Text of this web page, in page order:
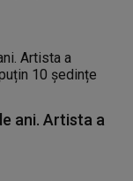
ani. Artista a